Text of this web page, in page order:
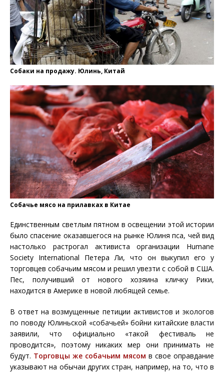
Собаки на продажу. Юлинь, Китай
Собачье мясо на прилавках в Китае
Единственным светлым пятном в освещении этой истории
было спасение оказавшегося на рынке Юлиня пса, чей вид
настолько растрогал активиста организации Humane
Society International Петера Ли, что он выкупил его у
торговцев собачьим мясом и решил увезти с собой в США.
Пес, получивший от нового хозяина кличку Рики,
находится в Америке в новой любящей семье.
​В ответ на возмущенные петиции активистов и экологов
по поводу Юлиньской «собачьей» бойни китайские власти
заявили, что официально «такой фестиваль не
проводится», поэтому никаких мер они принимать не
будут. Торговцы же собачьим мясом в свое оправдание
указывают на обычаи других стран, например, на то, что в